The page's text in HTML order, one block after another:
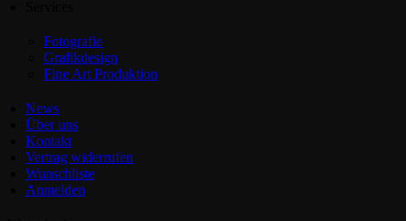
Fotografie
Grafikdesign
Fine Art Produktion
News
Über uns
Kontakt
Vertrag widerrufen
Wunschliste
Anmelden